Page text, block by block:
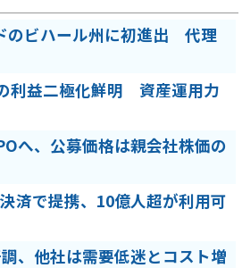
のビハール州に初進出 代理
利益二極化鮮明 資産運用力
へ、公募価格は親会社株価の
済で提携、10億人超が利用可
、他社は需要低迷とコスト増